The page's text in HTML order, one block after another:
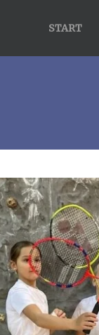
START